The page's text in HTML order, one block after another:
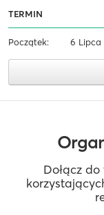
TERMIN
Początek: 6 Lipca
Dołącz